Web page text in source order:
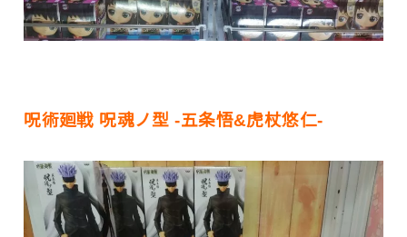
呪術廻戦 呪魂ノ型 -五条悟&虎杖悠仁-